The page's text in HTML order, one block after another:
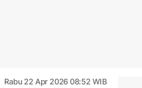
Rabu 22 Apr 2026 08:52 WIB